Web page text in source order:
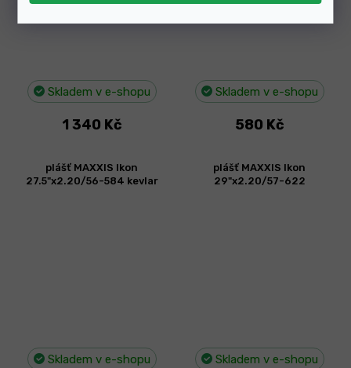
Skladem v e-shopu
1 340 Kč
Skladem v e-shopu
580 Kč
plášť MAXXIS Ikon
27.5"x2.20/56-584 kevlar
Skladem v e-shopu
plášť MAXXIS Ikon
29"x2.20/57-622
Skladem v e-shopu